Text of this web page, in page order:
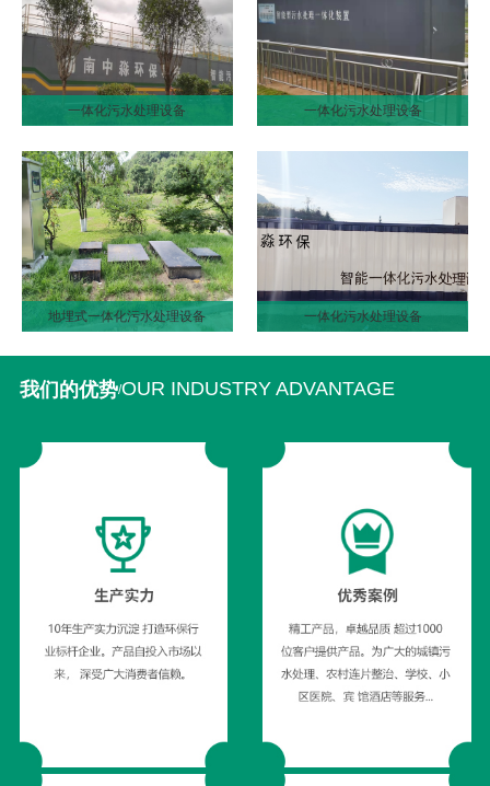
一体化污水处理设备 一体化污水处理设备
地埋式一体化污水处理设备 一体化污水处理设备
我们的优势/OUR INDUSTRY ADVANTAGE